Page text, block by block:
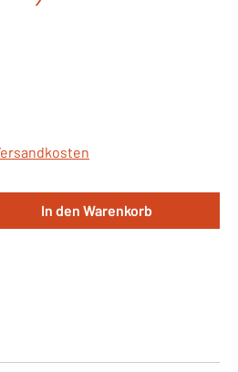
den gewünschten
In den Warenkorb